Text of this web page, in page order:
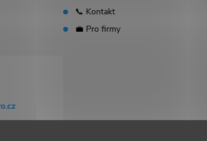
📞 Kontakt
💼 Pro firmy